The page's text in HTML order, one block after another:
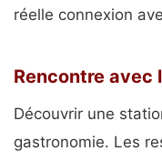
réelle connexion
Rencontre avec
Découvrir une
gastronomie. Les